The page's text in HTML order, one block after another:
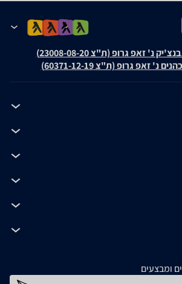
נ' זאפ גרופ (ת"צ 23008-08-20)
זאפ גרופ (ת"צ 60371-12-19)
ומבצעים